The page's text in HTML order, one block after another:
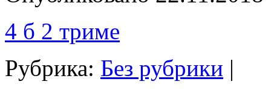
4 б 2 триме
Рубрика: Без рубрики |